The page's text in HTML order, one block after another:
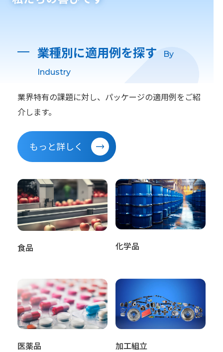
業種別に適用例を探す
By
Industry
業界特有の課題に対し、パッケージの適用例をご紹
介します。
もっと詳しく
食品 化学品
医薬品 加工組立